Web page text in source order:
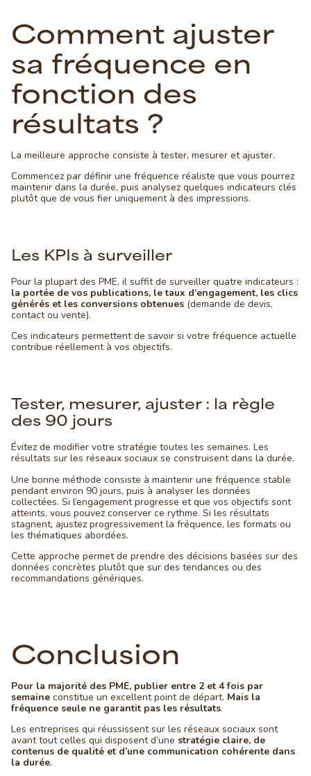
Comment ajuster
sa fréquence en
fonction des
résultats ?
La meilleure approche consiste à tester, mesurer et ajuster.
Commencez par définir une fréquence réaliste que vous pourrez
maintenir dans la durée, puis analysez quelques indicateurs clés
plutôt que de vous fier uniquement à des impressions.
Les KPIs à surveiller
Pour la plupart des PME, il suffit de surveiller quatre indicateurs :
la portée de vos publications, le taux d’engagement, les clics
générés et les conversions obtenues (demande de devis,
contact ou vente).
Ces indicateurs permettent de savoir si votre fréquence actuelle
contribue réellement à vos objectifs.
Tester, mesurer, ajuster : la règle
des 90 jours
Évitez de modifier votre stratégie toutes les semaines. Les
résultats sur les réseaux sociaux se construisent dans la durée.
Une bonne méthode consiste à maintenir une fréquence stable
pendant environ 90 jours, puis à analyser les données
collectées. Si l’engagement progresse et que vos objectifs sont
atteints, vous pouvez conserver ce rythme. Si les résultats
stagnent, ajustez progressivement la fréquence, les formats ou
les thématiques abordées.
Cette approche permet de prendre des décisions basées sur des
données concrètes plutôt que sur des tendances ou des
recommandations génériques.
Conclusion
Pour la majorité des PME, publier entre 2 et 4 fois par
semaine constitue un excellent point de départ. Mais la
fréquence seule ne garantit pas les résultats.
Les entreprises qui réussissent sur les réseaux sociaux sont
avant tout celles qui disposent d’une stratégie claire, de
contenus de qualité et d’une communication cohérente dans
la durée.